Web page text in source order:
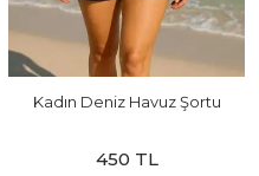
Kadın Deniz Havuz Şortu
450 TL